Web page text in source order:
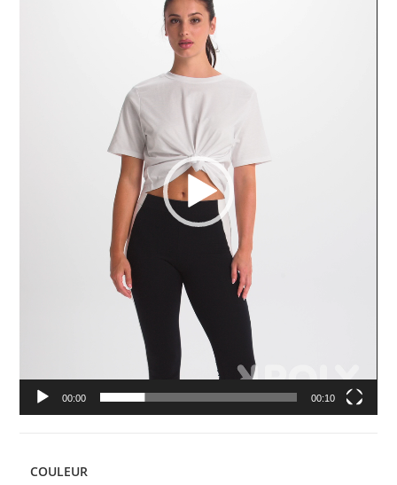
00:00 00:10
COULEUR